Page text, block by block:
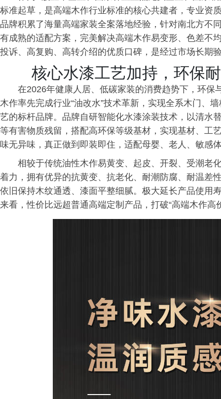
标准起草，是高端木作行业标准的核心共建者，专业资
品牌积累了海量高端家装全案落地经验，针对南北方不
有成熟的适配方案，完美解决高端木作易变形、色差不
投诉、高复购、高转介绍的优质口碑，是经过市场长期
核心水漆工艺加持，环保
在2026年健康人居、低碳家装的消费趋势下，环
木作率先完成行业“油改水”技术革新，实现全系木门、
艺的标杆品牌。品牌自研智能化水漆涂装技术，以清水
等有害物质残留，搭配高环保等级基材，实现基材、工
味无异味，真正做到即装即住，适配母婴、老人、敏感
相较于传统油性木作易黄变、起皮、开裂、受潮老
着力，拥有优异的抗黄变、抗老化、耐潮防腐、耐温差
依旧保持木纹通透、漆面平整细腻。极大延长产品使用
来看，性价比远超普通高端定制产品，打破“高端木作高